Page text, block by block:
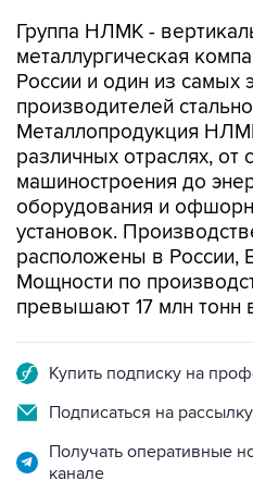
Группа НЛМК -
металлургическая
России и один из
производителей
Металлопродукция
различных отраслях, от
машиностроения до
оборудования и
установок.
расположены в
Мощности по
превышают 17 млн тонн
Купить подписку на
Подписаться на
Получать оперативные
канале